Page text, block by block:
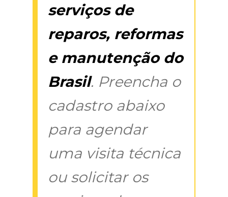
serviços de
reparos, reformas
e manutenção do
Brasil. Preencha o
cadastro abaixo
para agendar
uma visita técnica
ou solicitar os